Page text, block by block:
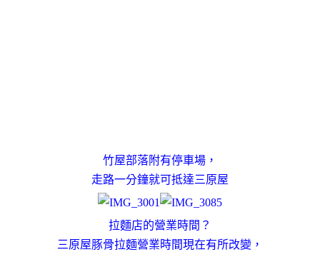
竹屋部落附有停車場，
走路一分鐘就可抵達三原屋
拉麵店的營業時間？
三原屋豚骨拉麵營業時間現在有所改變，